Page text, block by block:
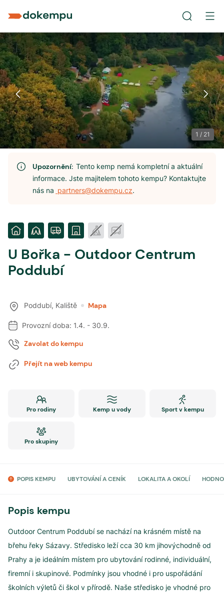
1 / 21
Upozornění:Tento kemp nemá kompletní a aktuální
informace. Jste majitelem tohoto kempu? Kontaktujte
nás na partners@dokempu.cz.
U Bořka - Outdoor Centrum
Poddubí
Poddubí, Kaliště Mapa
Provozní doba: 1.4. - 30.9.
Zavolat do kempu
Přejít na web kempu
Pro rodiny Kemp u vody Sport v kempu
Pro skupiny
POPIS KEMPU UBYTOVÁNÍ A CENÍK LOKALITA A OKOLÍ
Popis kempu
Outdoor Centrum Poddubí se nachází na krásném místě na
břehu řeky Sázavy. Středisko leží cca 30 km jihovýchodně od
Prahy a je ideálním místem pro ubytování rodinné, individuální,
firemní i skupinové. Podmínky jsou vhodné i pro uspořádání
školních výletů či škol v přírodě. Naše středisko je vhodné pro